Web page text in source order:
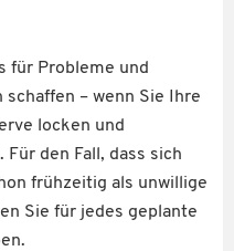
für Probleme und
– wenn Sie Ihre
locken und
Für den Fall, dass sich
frühzeitig als unwillige
Sie für jedes geplante